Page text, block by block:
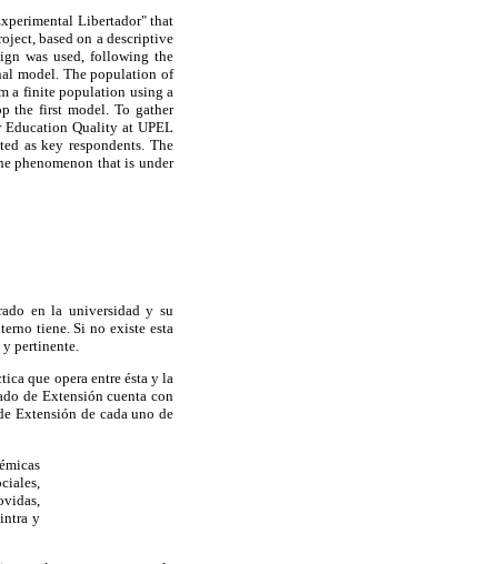
Libertador" that
based on a descriptive
was used, following the
model. The population of
a finite population using a
the first model. To gather
Education Quality at UPEL
as key respondents. The
phenomenon that is under
en la universidad y su
tiene. Si no existe esta
pertinente.
que opera entre ésta y la
de Extensión cuenta con
Extensión de cada uno de
y